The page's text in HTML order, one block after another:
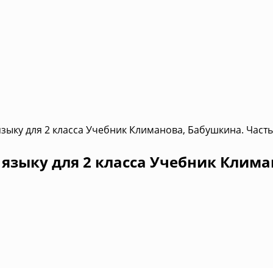
для 2 класса Учебник Климанова, Бабушкина.
для 2 класса Учебник